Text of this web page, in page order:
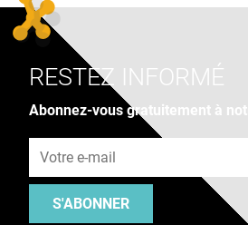
RESTEZ INFORMÉ
Abonnez-vous gratuitement à
S'ABONNER